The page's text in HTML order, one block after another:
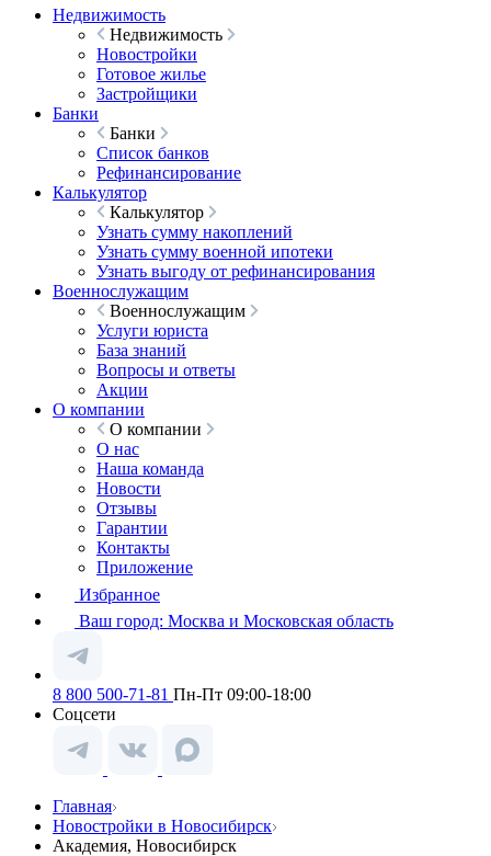
Недвижимость
Недвижимость
Новостройки
Готовое жилье
Застройщики
Банки
Банки
Список банков
Рефинансирование
Калькулятор
Калькулятор
Узнать сумму накоплений
Узнать сумму военной ипотеки
Узнать выгоду от рефинансирования
Военнослужащим
Военнослужащим
Услуги юриста
База знаний
Вопросы и ответы
Акции
О компании
О компании
О нас
Наша команда
Новости
Отзывы
Гарантии
Контакты
Приложение
Избранное
Ваш город: Москва и Московская область
8 800 500-71-81 Пн-Пт 09:00-18:00
Соцсети
Главная
Новостройки в Новосибирск
Академия, Новосибирск